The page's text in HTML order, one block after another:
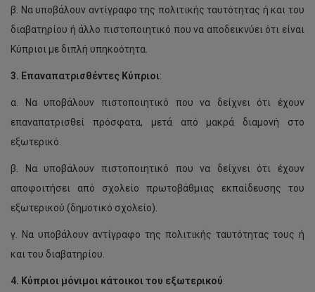
β. Να υποβάλουν αντίγραφο της πολιτικής ταυτότητας ή και του
διαβατηρίου ή άλλο πιστοποιητικό που να αποδεικνύει ότι είναι
Κύπριοι με διπλή υπηκοότητα.
3. Επαναπατρισθέντες Κύπριοι:
α. Να υποβάλουν πιστοποιητικό που να δείχνει ότι έχουν
επαναπατρισθεί πρόσφατα, μετά από μακρά διαμονή στο
εξωτερικό.
β. Να υποβάλουν πιστοποιητικό που να δείχνει ότι έχουν
αποφοιτήσει από σχολείο πρωτοβάθμιας εκπαίδευσης του
εξωτερικού (δημοτικό σχολείο).
γ. Να υποβάλουν αντίγραφο της πολιτικής ταυτότητας τους ή
και του διαβατηρίου.
4. Κύπριοι μόνιμοι κάτοικοι του εξωτερικού: